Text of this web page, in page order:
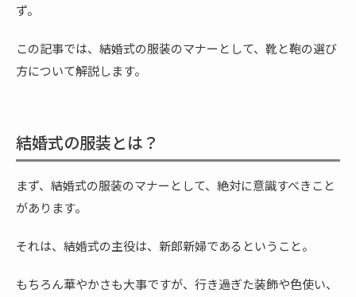
ず。
この記事では、結婚式の服装のマナーとして、靴と鞄の選び
方について解説します。
結婚式の服装とは？
まず、結婚式の服装のマナーとして、絶対に意識すべきこと
があります。
それは、結婚式の主役は、新郎新婦であるということ。
もちろん華やかさも大事ですが、行き過ぎた装飾や色使い、